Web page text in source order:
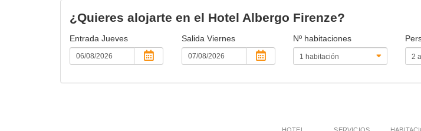
¿Quieres alojarte en el Hotel Albergo Firenze?
Entrada Jueves Salida Viernes Nº habitaciones